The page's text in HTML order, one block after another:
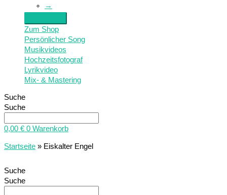
→
Zum Shop
Persönlicher Song
Musikvideos
Hochzeitsfotograf
Lyrikvideo
Mix- & Mastering
Suche
Suche
0,00 € 0 Warenkorb
Startseite » Eiskalter Engel
Suche
Suche